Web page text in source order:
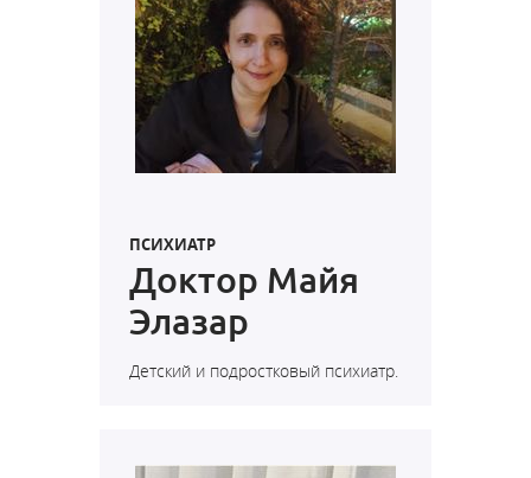
ПСИХИАТР
Доктор Майя
Элазар
Детский и подростковый психиатр.